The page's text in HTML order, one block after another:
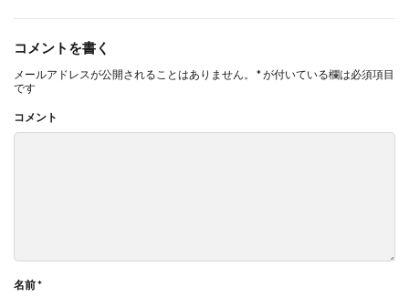
コメントを書く
メールアドレスが公開されることはありません。 *が付いている欄は必須項目
です
コメント
名前*